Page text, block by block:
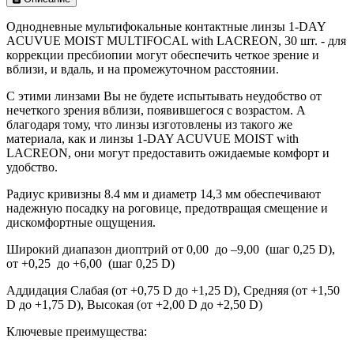
Однодневные мультифокальные контактные линзы 1-DAY
ACUVUE MOIST MULTIFOCAL with LACREON, 30 шт. - для
коррекции пресбиопии могут обеспечить четкое зрение и
вблизи, и вдаль, и на промежуточном расстоянии.
С этими линзами Вы не будете испытывать неудобство от
нечеткого зрения вблизи, появившегося с возрастом. А
благодаря тому, что линзы изготовлены из такого же
материала, как и линзы 1-DAY ACUVUE MOIST with
LACREON, они могут предоставить ожидаемые комфорт и
удобство.
Радиус кривизны 8.4 мм и диаметр 14,3 мм обеспечивают
надежную посадку на роговице, предотвращая смещение и
дискомфортные ощущения.
Широкий диапазон диоптрий от 0,00 до –9,00 (шаг 0,25 D),
от +0,25 до +6,00 (шаг 0,25 D)
Аддидация Слабая (от +0,75 D до +1,25 D), Средняя (от +1,50
D до +1,75 D), Высокая (от +2,00 D до +2,50 D)
Ключевые преимущества: